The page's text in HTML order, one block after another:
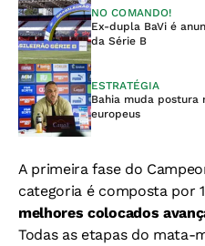
NO COMANDO!
Ex-dupla BaVi é
da Série B
ESTRATÉGIA
Bahia muda postura
europeus
A primeira fase do
categoria é composta por
melhores colocados
Todas as etapas do mata-